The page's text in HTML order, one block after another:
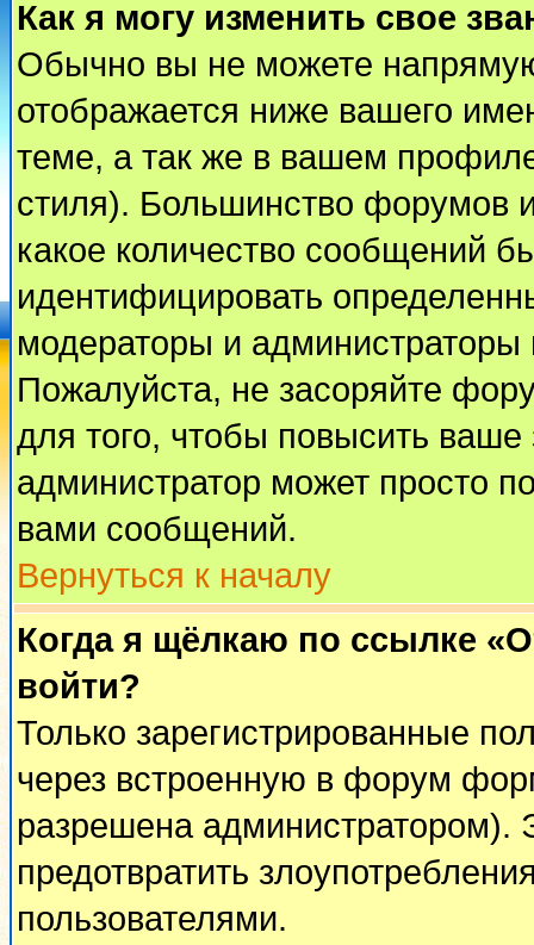
Как я могу изменить свое
Обычно вы не можете
отображается ниже вашего
теме, а так же в вашем
стиля). Большинство форумов
какое количество сообщений
идентифицировать
модераторы и администраторы
Пожалуйста, не засоряйте
для того, чтобы повысить
администратор может просто
вами сообщений.
Вернуться к началу
Когда я щёлкаю по ссылке
войти?
Только зарегистрированные
через встроенную в форум
разрешена администратором).
предотвратить
пользователями.